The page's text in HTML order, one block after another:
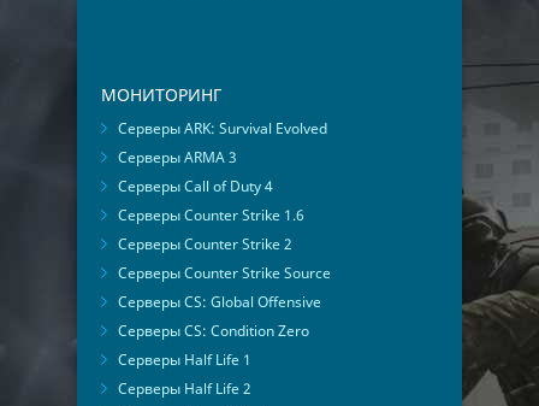
МОНИТОРИНГ
Серверы ARK: Survival Evolved
Серверы ARMA 3
Серверы Call of Duty 4
Серверы Counter Strike 1.6
Серверы Counter Strike 2
Серверы Counter Strike Source
Серверы CS: Global Offensive
Серверы CS: Condition Zero
Серверы Half Life 1
Серверы Half Life 2